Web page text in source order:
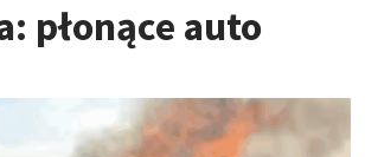
płonące auto